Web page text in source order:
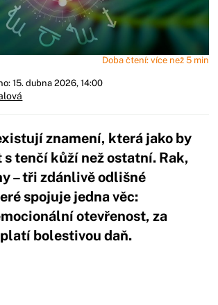
Doba čtení: více než 5 min
15. dubna 2026, 14:00
znamení, která jako by
s tenčí kůží než ostatní. Rak,
– tři zdánlivě odlišné
spojuje jedna věc:
otevřenost, za
bolestivou daň.